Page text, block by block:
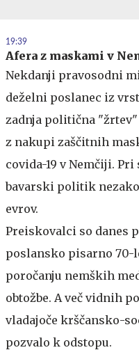
19:39
Afera z maskami v
Nekdanji pravosodni
deželni poslanec iz
zadnja politična
z nakupi zaščitnih
covida-19 v Nemčiji.
bavarski politik
evrov.
Preiskovalci so danes
poslansko pisarno 70-
poročanju nemških
obtožbe. A več vidnih
vladajoče krščansko-
pozvalo k odstopu.